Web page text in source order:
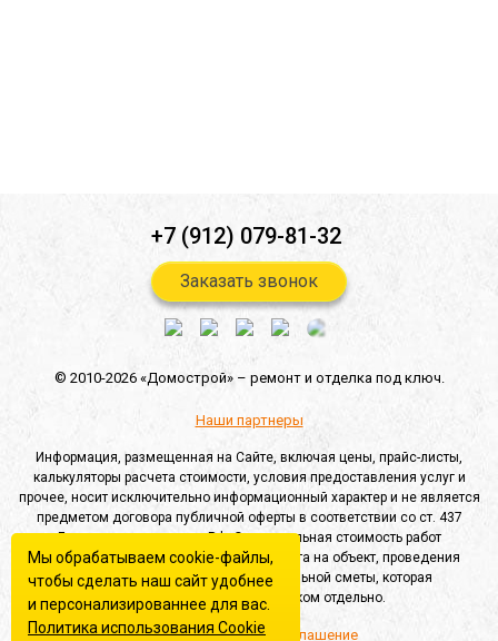
© 2010-2026 «Домострой» – ремонт и отделка под ключ.
Наши партнеры
+7 (912) 079-81-32
Заказать звонок
Информация, размещенная на Сайте, включая цены, прайс-листы,
калькуляторы расчета стоимости, условия предоставления услуг и
прочее, носит исключительно информационный характер и не является
предметом договора публичной оферты в соответствии со ст. 437
Гражданского кодекса РФ. Окончательная стоимость работ
определяется после выезда специалиста на объект, проведения
замеров и составления индивидуальной сметы, которая
согласовывается с Заказчиком отдельно.
Пользовательское соглашение
Мы обрабатываем cookie-файлы,
чтобы сделать наш сайт удобнее
и персонализированнее для вас.
Политика использования Сookie